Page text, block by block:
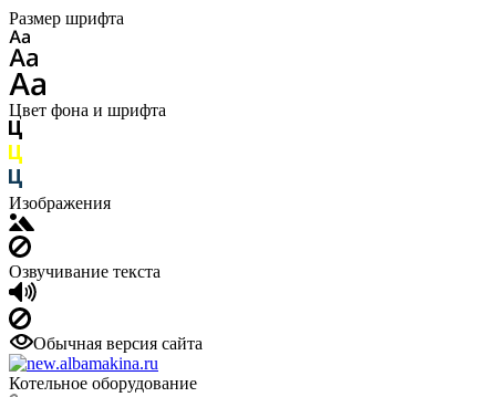
Размер шрифта
Цвет фона и шрифта
Изображения
Озвучивание текста
Обычная версия сайта
Котельное оборудование